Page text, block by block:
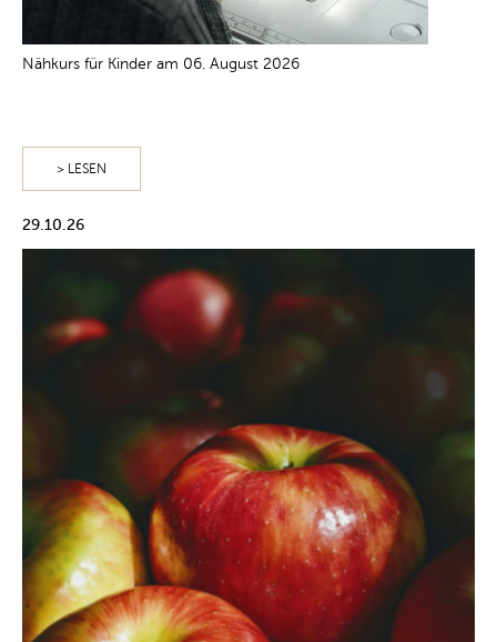
Nähkurs für Kinder am 06. August 2026
> LESEN
29.10.26